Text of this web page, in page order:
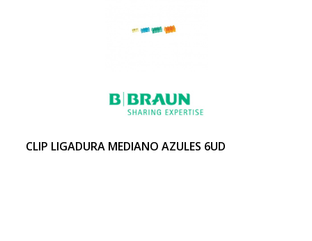
CLIP LIGADURA MEDIANO AZULES 6UD